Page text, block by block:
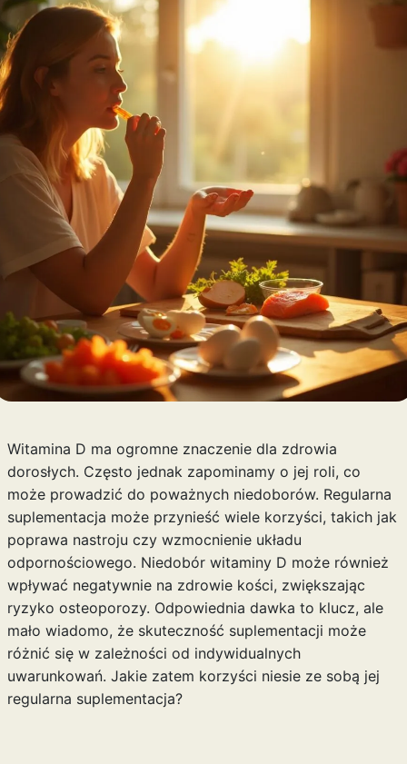
Witamina D ma ogromne znaczenie dla zdrowia
dorosłych. Często jednak zapominamy o jej roli, co
może prowadzić do poważnych niedoborów. Regularna
suplementacja może przynieść wiele korzyści, takich jak
poprawa nastroju czy wzmocnienie układu
odpornościowego. Niedobór witaminy D może również
wpływać negatywnie na zdrowie kości, zwiększając
ryzyko osteoporozy. Odpowiednia dawka to klucz, ale
mało wiadomo, że skuteczność suplementacji może
różnić się w zależności od indywidualnych
uwarunkowań. Jakie zatem korzyści niesie ze sobą jej
regularna suplementacja?